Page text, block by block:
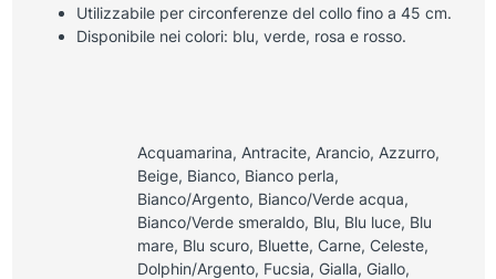
Utilizzabile per circonferenze del collo fino a 45 cm.
Disponibile nei colori: blu, verde, rosa e rosso.
Acquamarina, Antracite, Arancio, Azzurro,
Beige, Bianco, Bianco perla,
Bianco/Argento, Bianco/Verde acqua,
Bianco/Verde smeraldo, Blu, Blu luce, Blu
mare, Blu scuro, Bluette, Carne, Celeste,
Dolphin/Argento, Fucsia, Gialla, Giallo,